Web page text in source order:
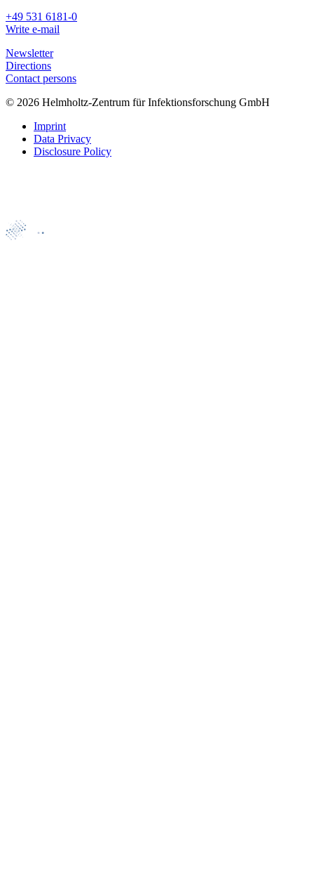
+49 531 6181-0
Write e-mail
Newsletter
Directions
Contact persons
© 2026 Helmholtz-Zentrum für Infektionsforschung GmbH
Imprint
Data Privacy
Disclosure Policy